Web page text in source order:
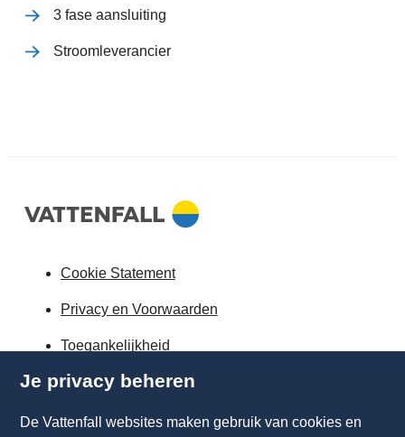
Je privacy beheren
De Vattenfall websites maken gebruik van cookies en
3 fase aansluiting
Stroomleverancier
Cookie Statement
Privacy en Voorwaarden
Toegankelijkheid
Partnerships
Energiekennis